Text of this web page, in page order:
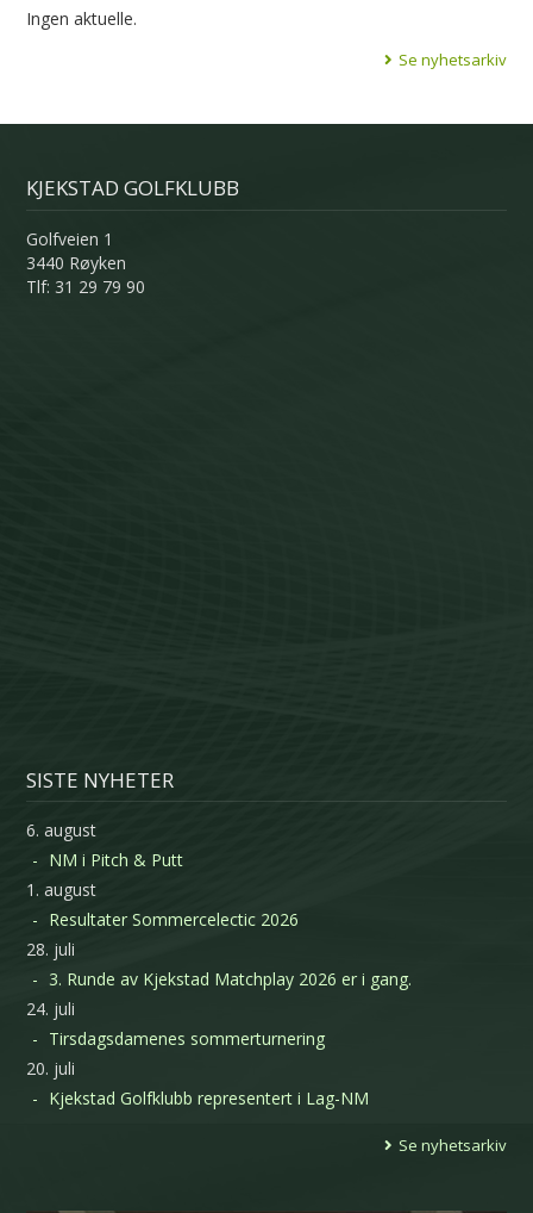
Ingen aktuelle.
Se nyhetsarkiv
KJEKSTAD GOLFKLUBB
Golfveien 1
3440 Røyken
Tlf: 31 29 79 90
SISTE NYHETER
6. august
NM i Pitch & Putt
1. august
Resultater Sommercelectic 2026
28. juli
3. Runde av Kjekstad Matchplay 2026 er i gang.
24. juli
Tirsdagsdamenes sommerturnering
20. juli
Kjekstad Golfklubb representert i Lag-NM
Se nyhetsarkiv